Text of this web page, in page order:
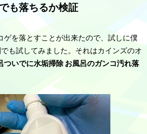
も落ちるか検証
ゲを落とすことが出来たので、試しに僕
も試してみました。それはカインズのオ
ついでに水垢掃除 お風呂のガンコ汚れ落